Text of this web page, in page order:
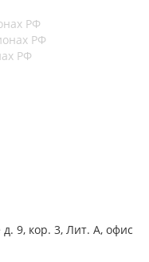
РФ
РФ
РФ
д. 9, кор. 3, Лит. А, офис